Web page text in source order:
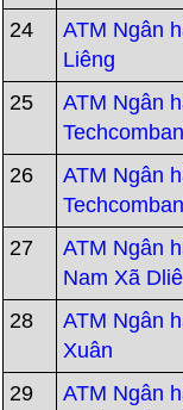
24
ATM Ngân
Liêng
25
ATM Ngân
26
ATM Ngân
27
ATM Ngân
Nam Xã
28
ATM Ngân
Xuân
29
ATM Ngân